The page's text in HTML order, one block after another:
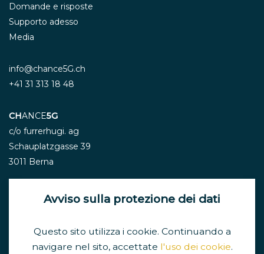
Avviso sulla protezione dei dati
Questo sito utilizza i cookie. Continuando a
navigare nel sito, accettate l'uso dei cookie.
Domande e risposte
Supporto adesso
Media
info@chance5G.ch
+41 31 313 18 48
CHANCE5G
c/o furrerhugi. ag
Schauplatzgasse 39
3011 Berna